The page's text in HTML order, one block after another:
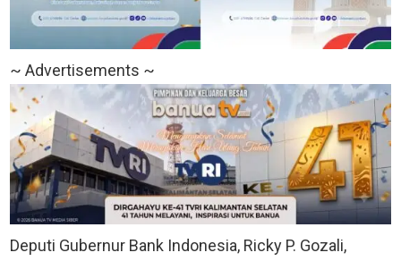
~ Advertisements ~
Deputi Gubernur Bank Indonesia, Ricky P. Gozali,